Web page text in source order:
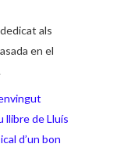
als
en el
llibre de Lluís
d’un bon